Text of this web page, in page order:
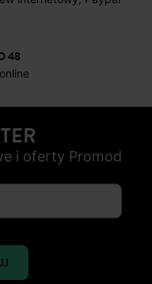
48
i oferty Promod